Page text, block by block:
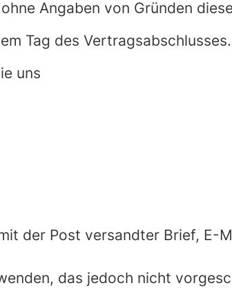
Angaben von Gründen
Tag des Vertragsabschlusses.
uns
der Post versandter Brief, E-
das jedoch nicht